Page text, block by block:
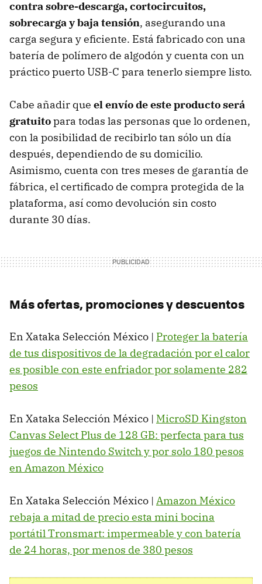
contra sobre-descarga, cortocircuitos,
sobrecarga y baja tensión, asegurando una
carga segura y eficiente. Está fabricado con una
batería de polímero de algodón y cuenta con un
práctico puerto USB-C para tenerlo siempre listo.
Cabe añadir que el envío de este producto será
gratuitopara todas las personas que lo ordenen,
con la posibilidad de recibirlo tan sólo un día
después, dependiendo de su domicilio.
Asimismo, cuenta con tres meses de garantía de
fábrica, el certificado de compra protegida de la
plataforma, así como devolución sin costo
durante 30 días.
Más ofertas, promociones y descuentos
En Xataka Selección México | Proteger la batería
de tus dispositivos de la degradación por el calor
es posible con este enfriador por solamente 282
pesos
En Xataka Selección México | MicroSD Kingston
Canvas Select Plus de 128 GB: perfecta para tus
juegos de Nintendo Switch y por solo 180 pesos
en Amazon México
En Xataka Selección México | Amazon México
rebaja a mitad de precio esta mini bocina
portátil Tronsmart: impermeable y con batería
de 24 horas, por menos de 380 pesos